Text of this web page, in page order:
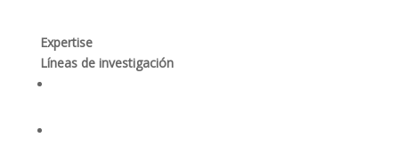
Expertise
Líneas de investigación